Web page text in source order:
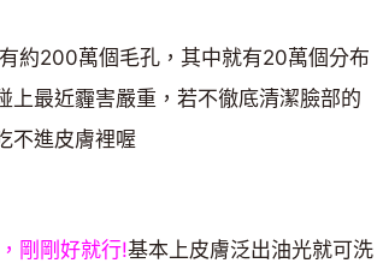
約200萬個毛孔，其中就有20萬個分布
上最近霾害嚴重，若不徹底清潔臉部的
不進皮膚裡喔
剛剛好就行!基本上皮膚泛出油光就可洗